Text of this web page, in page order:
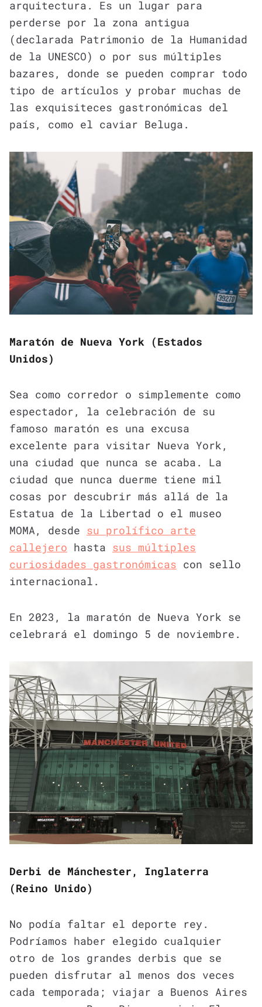
arquitectura. Es un lugar para
perderse por la zona antigua
(declarada Patrimonio de la Humanidad
de la UNESCO) o por sus múltiples
bazares, donde se pueden comprar todo
tipo de artículos y probar muchas de
las exquisiteces gastronómicas del
país, como el caviar Beluga.
Maratón de Nueva York (Estados
Unidos)
Sea como corredor o simplemente como
espectador, la celebración de su
famoso maratón es una excusa
excelente para visitar Nueva York,
una ciudad que nunca se acaba. La
ciudad que nunca duerme tiene mil
cosas por descubrir más allá de la
Estatua de la Libertad o el museo
MOMA, desde su prolífico arte
callejero hasta sus múltiples
curiosidades gastronómicas con sello
internacional.
En 2023, la maratón de Nueva York se
celebrará el domingo 5 de noviembre.
Derbi de Mánchester, Inglaterra
(Reino Unido)
No podía faltar el deporte rey.
Podríamos haber elegido cualquier
otro de los grandes derbis que se
pueden disfrutar al menos dos veces
cada temporada; viajar a Buenos Aires